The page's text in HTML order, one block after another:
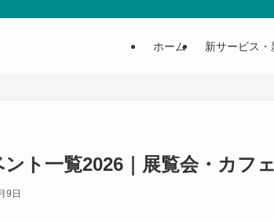
ホーム 新サービス・
ト一覧2026｜展覧会・カフ
9日